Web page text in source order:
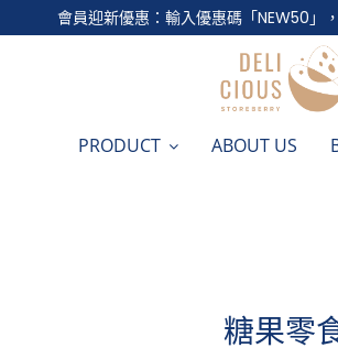
會員迎新優惠：輸入優惠碼「NEW50」
PRODUCT ABOUT US
糖果零